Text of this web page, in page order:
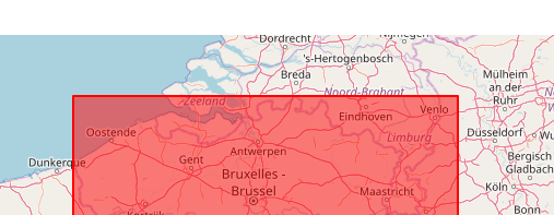
Direitos de
acesso: